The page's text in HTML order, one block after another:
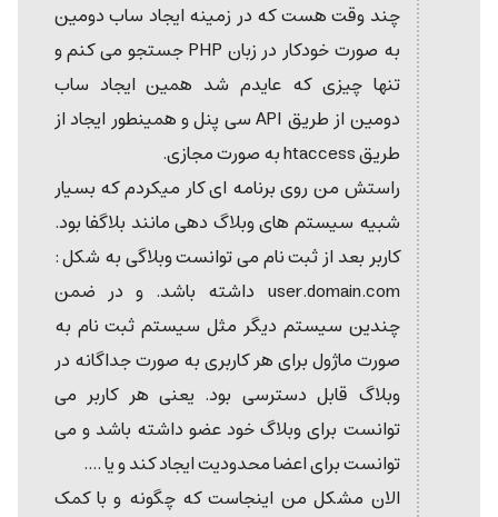
چند وقت هست که در زمینه ایجاد ساب دومین
به صورت خودکار در زبان PHP جستجو می کنم و
تنها چیزی که عایدم شد همین ایجاد ساب
دومین از طریق API سی پنل و همینطور ایجاد از
طریق htaccess به صورت مجازی.
راستش من روی برنامه ای کار میکردم که بسیار
شبیه سیستم های وبلاگ دهی مانند بلاگفا بود.
کاربر بعد از ثبت نام می توانست وبلاگی به شکل :
user.domain.com داشته باشد. و در ضمن
چندین سیستم دیگر مثل سیستم ثبت نام به
صورت ماژول برای هر کاربری به صورت جداگانه در
وبلاگ قابل دسترسی بود. یعنی هر کاربر می
توانست برای وبلاگ خود عضو داشته باشد و می
توانست برای اعضا محدودیت ایجاد کند و یا ....
الان مشکل من اینجاست که چگونه و با کمک